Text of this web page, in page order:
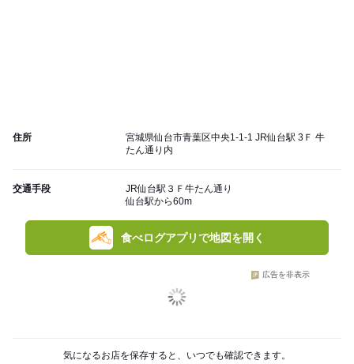
住所
宮城県仙台市青葉区中央1-1-1 JR仙台駅 3Ｆ 牛
たん通り内
交通手段
JR仙台駅３Ｆ牛たん通り
仙台駅から60m
食べログアプリで地図を開く
広告を非表示
気になるお店を保存すると、いつでも確認できます。